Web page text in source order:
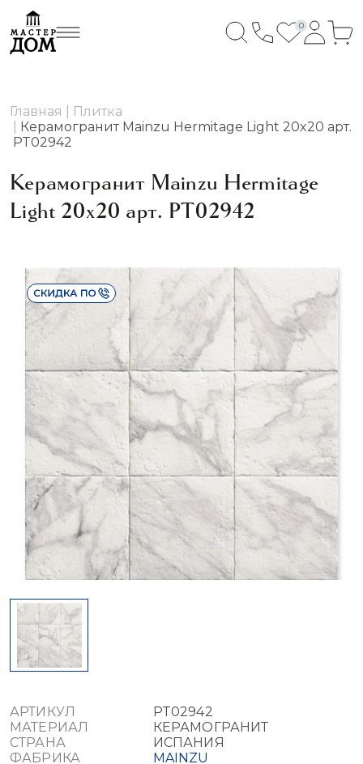
0
Главная
Плитка
Керамогранит Mainzu Hermitage Light 20x20 арт.
PT02942
Керамогранит Mainzu Hermitage
Light 20x20 арт. PT02942
АРТИКУЛ
PT02942
МАТЕРИАЛ
КЕРАМОГРАНИТ
СТРАНА
ИСПАНИЯ
ФАБРИКА
MAINZU